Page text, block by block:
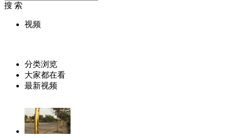
搜 索
视频
分类浏览
大家都在看
最新视频